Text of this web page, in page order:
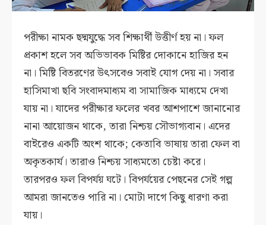
পরীক্ষা নামক ছদ্মযুদ্ধে সব শিক্ষার্থী উত্তীর্ণ হয় না। ফল
প্রকাশ হলে সব অভিভাবক মিষ্টির দোকানে হাজির হন
না। মিষ্টি বিতরণের উৎসবেও সবাই যোগ দেয় না। সবার
হাসিমাখা ছবি সংবাদমাধ্যম বা সামাজিক মাধ্যমে দেখা
যায় না। যাদের পরীক্ষার ফলের খবর আশপাশে জানানোর
নানা আয়োজন থাকে, তারা নিশ্চয় সৌভাগ্যবান। এদের
বাইরেও একটি অংশ থাকে; কেতাবি ভাষায় তারা ফেল বা
অকৃতকার্য। তারাও নিশ্চয় সাধ্যমতো চেষ্টা করে।
তারপরও ফল বিপর্যয় ঘটে। বিপর্যয়ের পেছনের সেই গল্প
আমরা জানতেও পারি না। মোটা দাগে কিছু ধারণা করা
যায়।